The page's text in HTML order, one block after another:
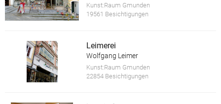
Kunst:Raum Gmunden
19561 Besichtigungen
Leimerei
Wolfgang Leimer
Kunst:Raum Gmunden
22854 Besichtigungen